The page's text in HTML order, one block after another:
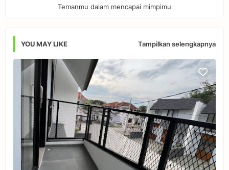
Temanmu dalam mencapai mimpimu
YOU MAY LIKE Tampilkan selengkapnya